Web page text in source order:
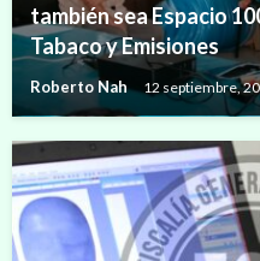
también sea Espacio
Tabaco y Emisiones
Roberto Nah 12 septiembre,